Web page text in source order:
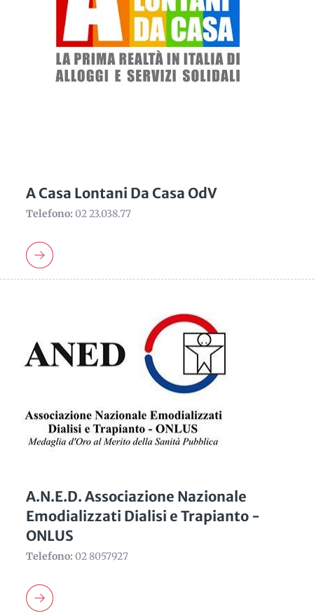
A Casa Lontani Da Casa OdV
Telefono: 02 23.038.77
A.N.E.D. Associazione Nazionale
Emodializzati Dialisi e Trapianto -
ONLUS
Telefono: 02 8057927